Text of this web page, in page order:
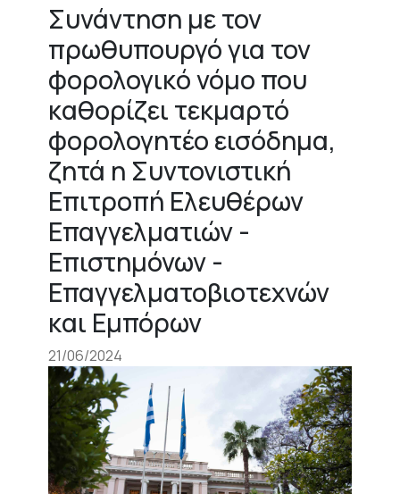
Συνάντηση με τον
πρωθυπουργό για τον
φορολογικό νόμο που
καθορίζει τεκμαρτό
φορολογητέο εισόδημα,
ζητά η Συντονιστική
Επιτροπή Ελευθέρων
Επαγγελματιών -
Επιστημόνων -
Επαγγελματοβιοτεχνών
και Εμπόρων
21/06/2024